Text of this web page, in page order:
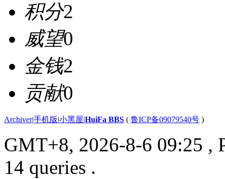
积分2
威望0
金钱2
贡献0
Archiver|手机版|小黑屋|HuiFa BBS ( 鲁ICP备09079540号 )
GMT+8, 2026-8-6 09:25 ,
14 queries .